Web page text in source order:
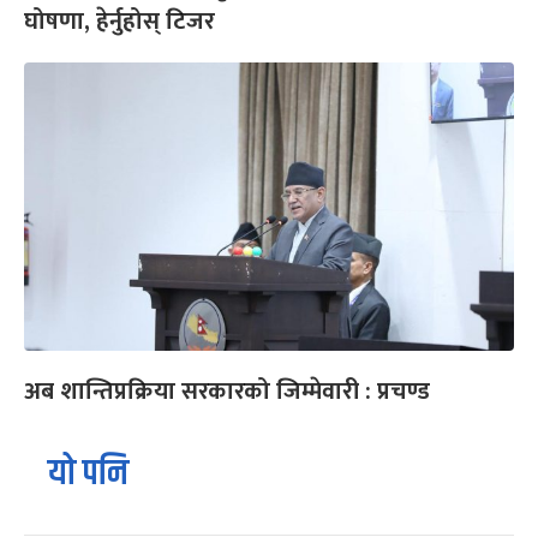
घोषणा, हेर्नुहोस् टिजर
अब शान्तिप्रक्रिया सरकारको जिम्मेवारी : प्रचण्ड
यो पनि